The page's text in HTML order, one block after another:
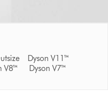
Dyson V11™
V8™ Dyson V7™